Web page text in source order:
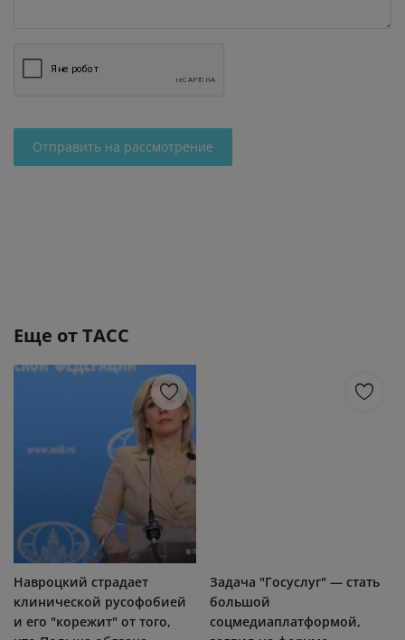
Отправить на рассмотрение
Еще отТАСС
Навроцкий страдает
клинической русофобией
и его "корежит" от того,
Задача "Госуслуг" — стать
большой
соцмедиаплатформой,